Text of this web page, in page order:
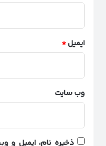
ایمیل*
وب‌ سایت
ذخیره نام، ایمیل و